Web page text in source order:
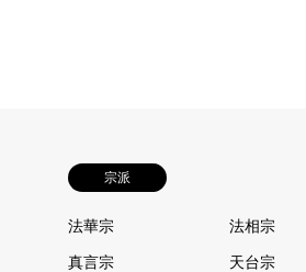
宗派
法華宗 法相宗
真言宗 天台宗